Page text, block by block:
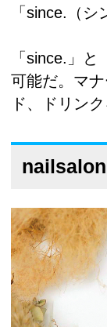
「since.（シ
「since.」
可能だ。マ
ド、ドリン